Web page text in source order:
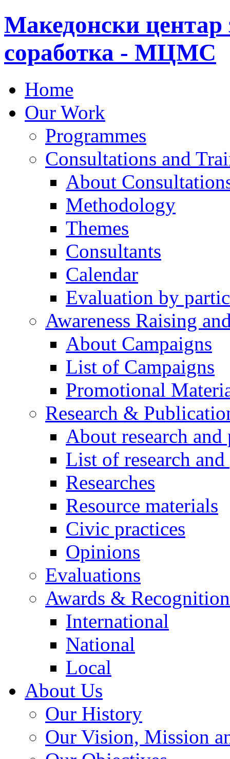
Македонски центар
соработка - МЦМС
Home
Our Work
Programmes
Consultations and
About
Methodology
Themes
Consultants
Calendar
Evaluation by
Awareness Raising
About Campaigns
List of Campaigns
Promotional
Research &
About research
List of research
Researches
Resource materials
Civic practices
Opinions
Evaluations
Awards &
International
National
Local
About Us
Our History
Our Vision, Mission